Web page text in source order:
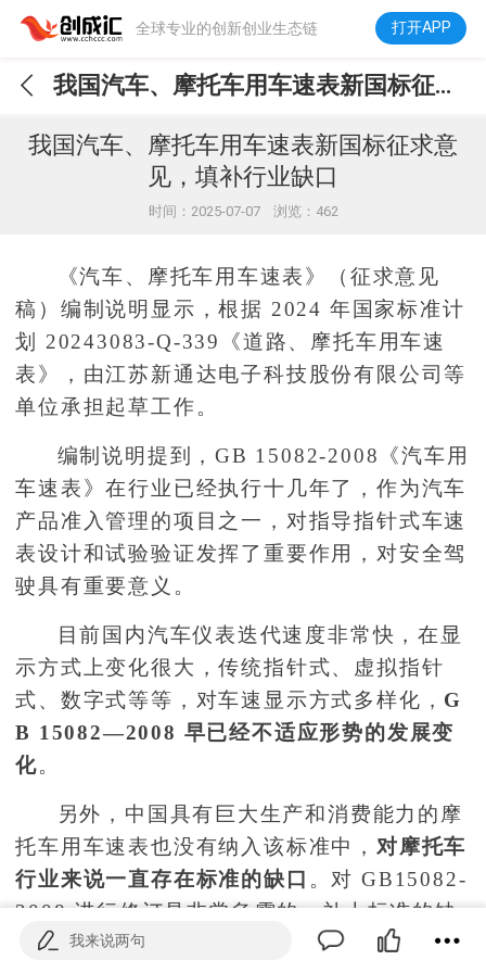
全球专业的创新创业生态链 打开APP
我国汽车、摩托车用车速表新国标征求意见，填补行业缺口
我国汽车、摩托车用车速表新国标征求意
见，填补行业缺口
时间：2025-07-07 浏览：462
《汽车、摩托车用车速表》（征求意见
稿）编制说明显示，根据 2024 年国家标准计
划 20243083-Q-339《道路、摩托车用车速
表》，由江苏新通达电子科技股份有限公司等
单位承担起草工作。
编制说明提到，GB 15082-2008《汽车用
车速表》在行业已经执行十几年了，作为汽车
产品准入管理的项目之一，对指导指针式车速
表设计和试验验证发挥了重要作用，对安全驾
驶具有重要意义。
目前国内汽车仪表迭代速度非常快，在显
示方式上变化很大，传统指针式、虚拟指针
式、数字式等等，对车速显示方式多样化， G
B 15082—2008 早已经不适应形势的发展变
化。
另外，中国具有巨大生产和消费能力的摩
托车用车速表也没有纳入该标准中， 对摩托车
行业来说一直存在标准的缺口 。对 GB15082-
2008 进行修订是非常急需的，补上标准的缺
口，以满足行业技术发展的需要。
我来说两句